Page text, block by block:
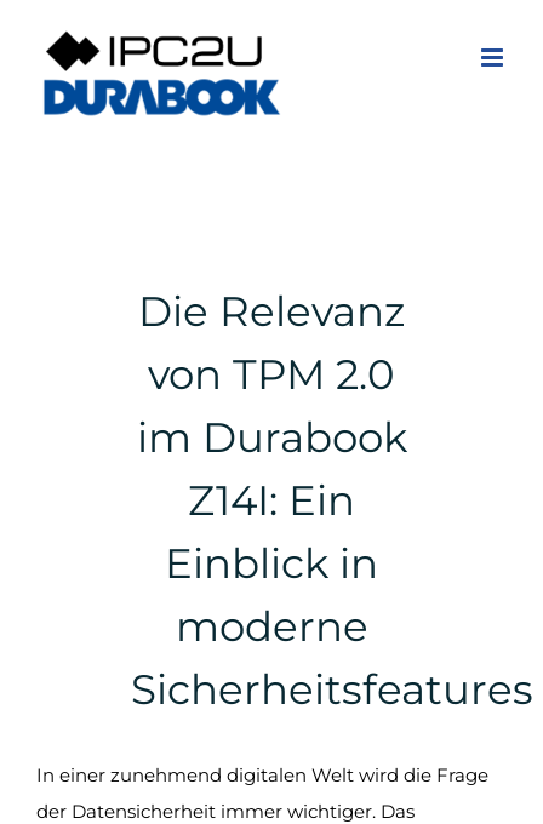
Inhalt
springen
Die Relevanz
von TPM 2.0
im Durabook
Z14I: Ein
Einblick in
moderne
Sicherheitsfeatures
In einer zunehmend digitalen Welt wird die Frage
der Datensicherheit immer wichtiger. Das